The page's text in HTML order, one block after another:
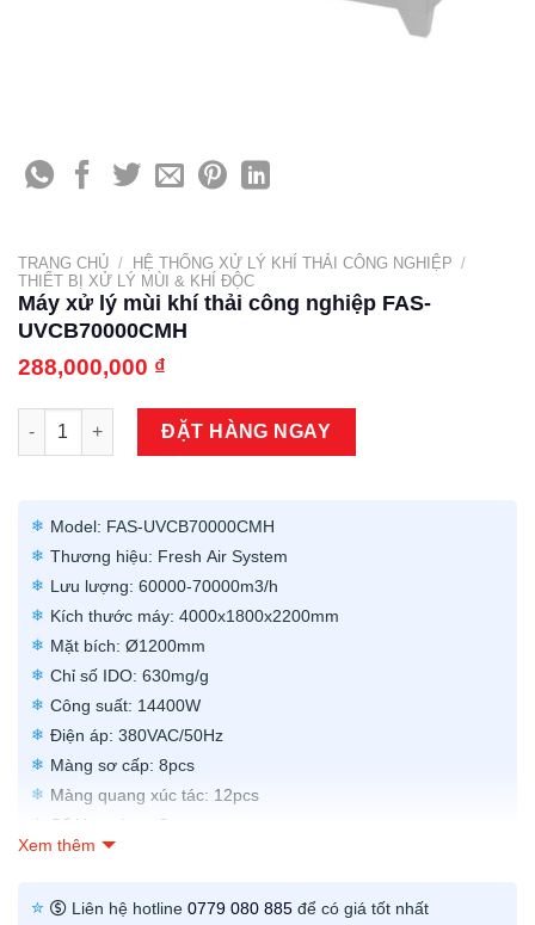
TRANG CHỦ / HỆ THỐNG XỬ LÝ KHÍ THẢI CÔNG NGHIỆP /
THIẾT BỊ XỬ LÝ MÙI & KHÍ ĐỘC
Máy xử lý mùi khí thải công nghiệp FAS-
UVCB70000CMH
288,000,000 ₫
Máy xử lý mùi khí thải công nghiệp FAS-UVCB70000CMH số
ĐẶT HÀNG NGAY
Model: FAS-UVCB70000CMH
Thương hiệu: Fresh Air System
Lưu lượng: 60000-70000m3/h
Kích thước máy: 4000x1800x2200mm
Mặt bích: Ø1200mm
Chỉ số IDO: 630mg/g
Công suất: 14400W
Điện áp: 380VAC/50Hz
Màng sơ cấp: 8pcs
Màng quang xúc tác: 12pcs
Số khay than: 3
Cản áp: ≤300 Pa
Độ dày: 1mm
Xem thêm
Liên hệ hotline 0779 080 885 để có giá tốt nhất